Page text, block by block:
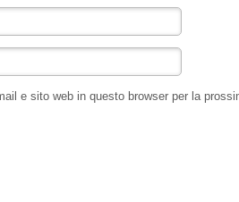
e sito web in questo browser per la